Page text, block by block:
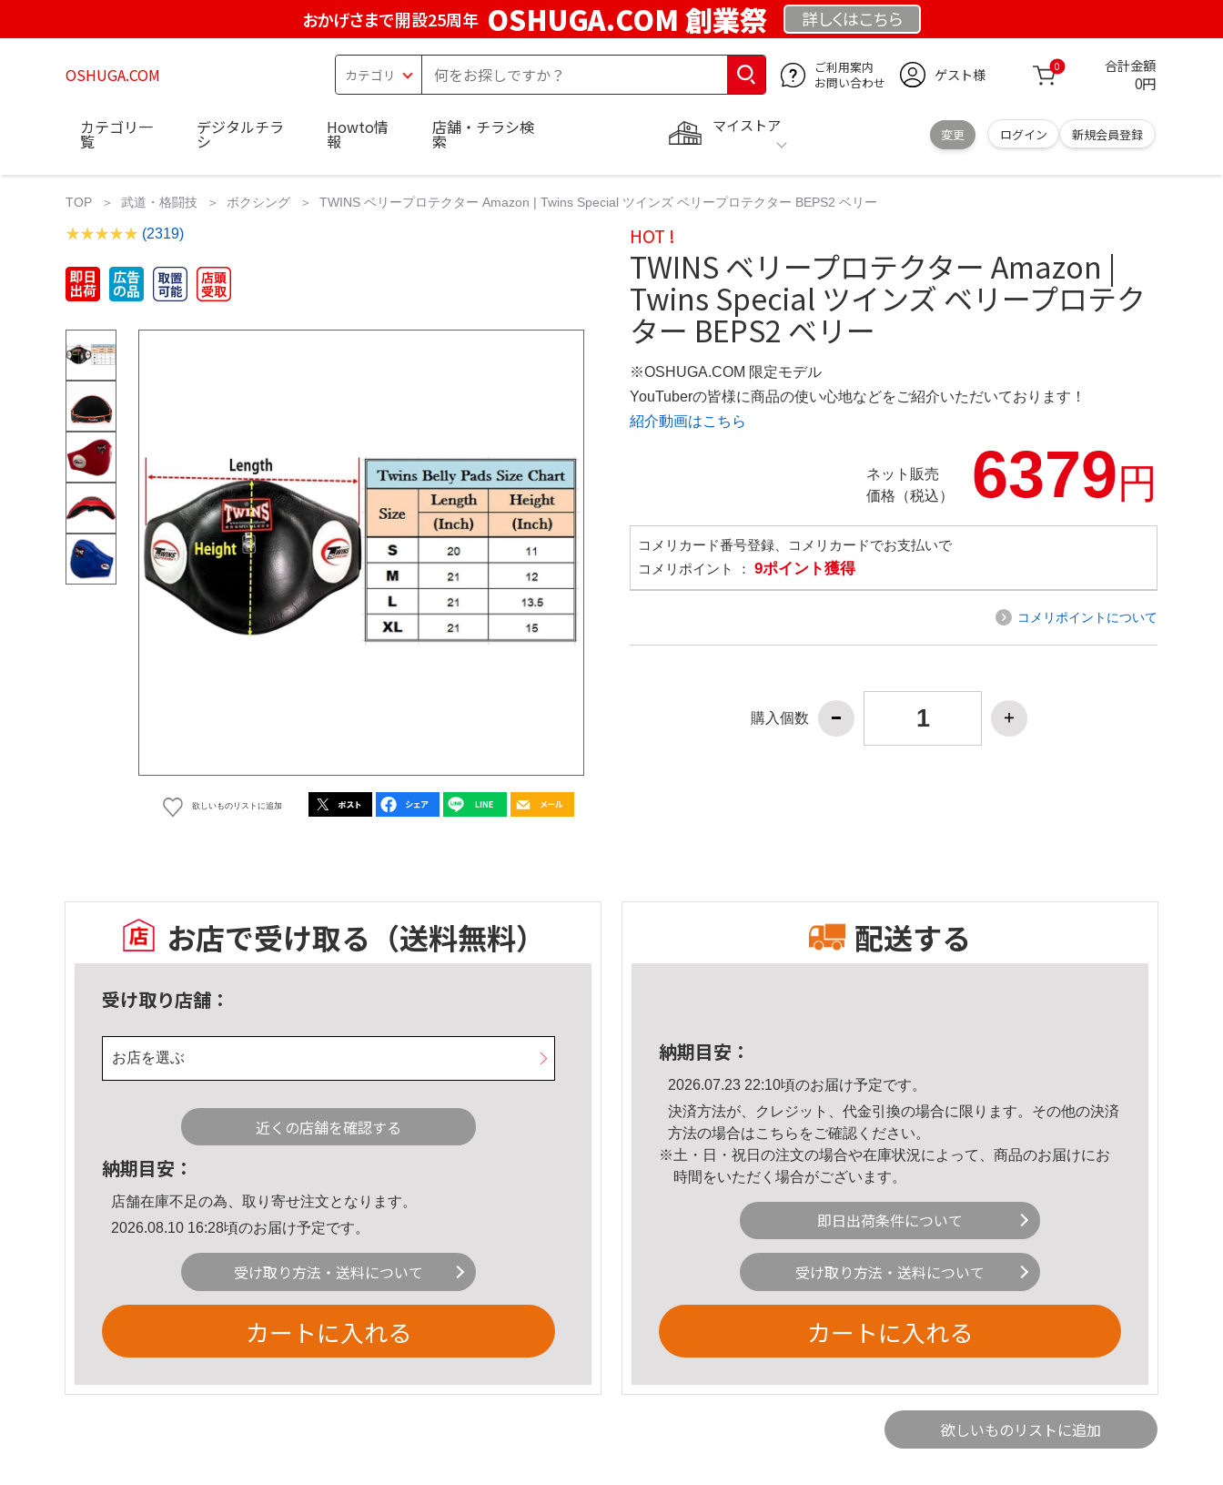
おかげさまで開設25周年 OSHUGA.COM 創業祭 詳しくはこちら
OSHUGA.COM
ご利用案内
お問い合わせ
ゲスト様 0 合計金額
0円
マイストア
変更 ログイン 新規会員登録
カテゴリ一
覧
デジタルチラ
シ
Howto情
報
店舗・チラシ検
索
TOP 武道・格闘技 ボクシング TWINS ベリープロテクター Amazon | Twins Special ツインズ ベリープロテクター BEPS2 ベリー
(2319)
欲しいものリストに追加
HOT !
TWINS ベリープロテクター Amazon |
Twins Special ツインズ ベリープロテク
ター BEPS2 ベリー
※OSHUGA.COM 限定モデル
YouTuberの皆様に商品の使い心地などをご紹介いただいております！
紹介動画はこちら
ネット販売
価格（税込）
6379円
コメリカード番号登録、コメリカードでお支払いで
コメリポイント ： 9ポイント獲得
コメリポイントについて
購入個数
お店で受け取る （送料無料）
受け取り店舗：
お店を選ぶ
近くの店舗を確認する
納期目安：
店舗在庫不足の為、取り寄せ注文となります。
2026.08.10 16:28頃のお届け予定です。
受け取り方法・送料について
カートに入れる
配送する
納期目安：
2026.07.23 22:10頃のお届け予定です。
決済方法が、クレジット、代金引換の場合に限ります。その他の決済
方法の場合はこちら をご確認ください。
※土・日・祝日の注文の場合や在庫状況によって、商品のお届けにお
時間をいただく場合がございます。
即日出荷条件について
受け取り方法・送料について
カートに入れる
欲しいものリストに追加